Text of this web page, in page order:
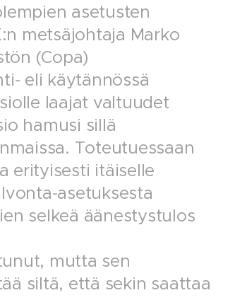
asetusten
metsäjohtaja Marko
(Copa)
eli käytännössä
laajat valtuudet
hamusi sillä
Toteutuessaan
erityisesti itäiselle
asetuksesta
selkeä äänestystulos
mutta sen
siltä, että sekin saattaa